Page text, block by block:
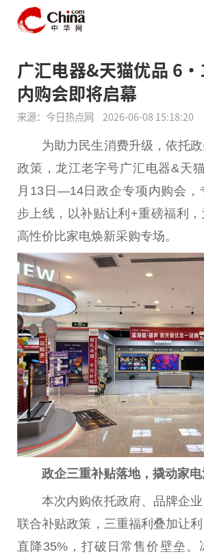
广汇电器&天猫优品 6
内购会即将启幕
来源：今日热点网 2026-06-08 15:18:20
为助力民生消费升级，依托
政策，龙江老字号广汇电器&天
月13日—14日政企专项内购会，
步上线，以补贴让利+重磅福利
高性价比家电焕新采购专场。
政企三重补贴落地， 撬动家
本次内购依托政府、品牌企
联合补贴政策，三重福利叠加让
直降35%，打破日常售价壁垒。